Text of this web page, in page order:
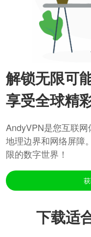
解锁无限可
享受全球精
AndyVPN是您互联
地理边界和网络屏障
限的数字世界！
下载适